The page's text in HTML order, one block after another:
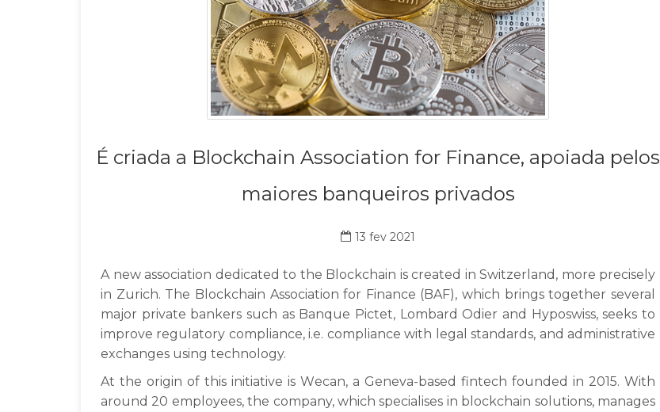
É criada a Blockchain Association for Finance, apoiada pelos
maiores banqueiros privados
13 fev 2021
A new association dedicated to the Blockchain is created in Switzerland, more precisely
in Zurich. The Blockchain Association for Finance (BAF), which brings together several
major private bankers such as Banque Pictet, Lombard Odier and Hyposwiss, seeks to
improve regulatory compliance, i.e. compliance with legal standards, and administrative
exchanges using technology.
At the origin of this initiative is Wecan, a Geneva-based fintech founded in 2015. With
around 20 employees, the company, which specialises in blockchain solutions, manages